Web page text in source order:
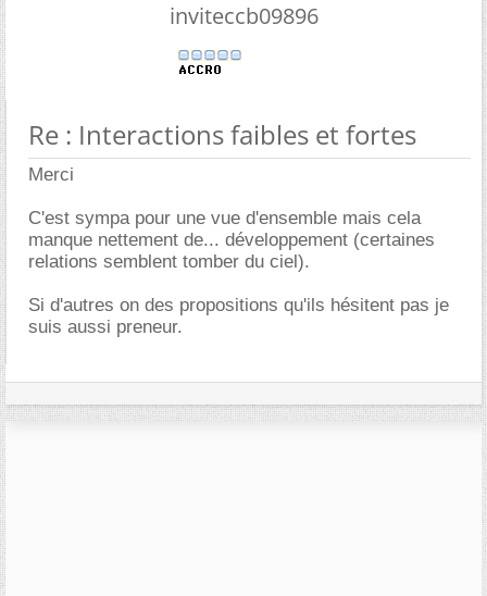
inviteccb09896
Re : Interactions faibles et fortes
Merci
C'est sympa pour une vue d'ensemble mais cela
manque nettement de... développement (certaines
relations semblent tomber du ciel).
Si d'autres on des propositions qu'ils hésitent pas je
suis aussi preneur.